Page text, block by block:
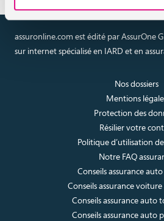
assuronline.com est édité par AssurOne
sur internet spécialisé en IARD et en
Nos dossiers
Mentions
Protection des
Résilier votre
Politique d’utilisation
Notre FAQ
Conseils assurance
Conseils assurance
Conseils assurance auto
Conseils assurance auto